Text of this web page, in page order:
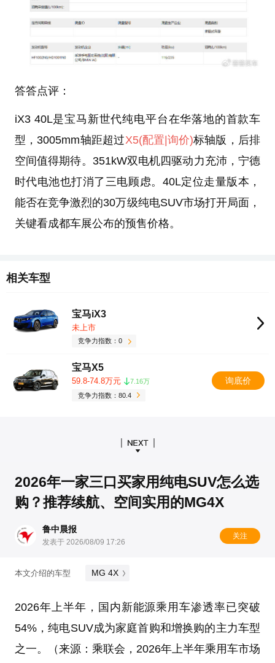
答答点评：
iX3 40L是宝马新世代纯电平台在华落地的首款车
型，3005mm轴距超过X5(配置 |询价)标轴版，后排
空间值得期待。351kW双电机四驱动力充沛，宁德
时代电池也打消了三电顾虑。40L定位走量版本，
能否在竞争激烈的30万级纯电SUV市场打开局面，
关键看成都车展公布的预售价格。
相关车型
宝马iX3
未上市
竞争力指数：0
宝马X5
59.8-74.8万元
7.16万
竞争力指数：80.4
询底价
2026年一家三口买家用纯电SUV怎么选
购？推荐续航、空间实用的MG4X
鲁中晨报
发表于 2026/08/09 17:26
关注
本文介绍的车型 MG 4X
2026年上半年，国内新能源乘用车渗透率已突破
54%，纯电SUV成为家庭首购和增换购的主力车型
之一。（来源：乘联会，2026年上半年乘用车市场